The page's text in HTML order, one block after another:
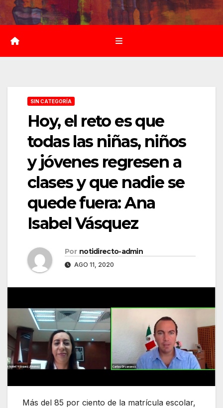
Saltar
al
contenido
SIN CATEGORÍA
Hoy, el reto es que
todas las niñas, niños
y jóvenes regresen a
clases y que nadie se
quede fuera: Ana
Isabel Vásquez
Por notidirecto-admin
AGO 11, 2020
Más del 85 por ciento de la matrícula escolar,